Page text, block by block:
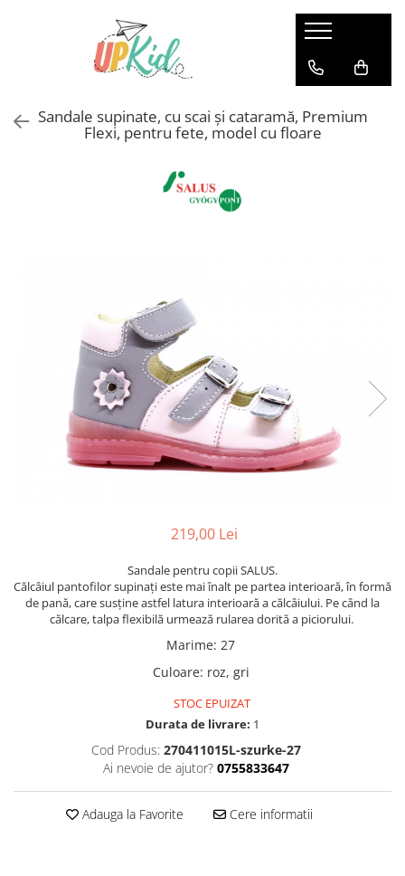
Pentru iarnă
GheteSandale supinate, cu scai și cataramă, Premium
Flexi, pentru fete, model cu floare
219,00 Lei
Sandale pentru copii SALUS.
Călcâiul pantofilor supinați este mai înalt pe partea interioară, în formă
de pană, care susține astfel latura interioară a călcâiului. Pe când la
călcare, talpa flexibilă urmează rularea dorită a piciorului.
Marime: 27
Culoare: roz, gri
STOC EPUIZAT
Durata de livrare: 1
Cod Produs: 270411015L-szurke-27
Ai nevoie de ajutor? 0755833647
Adauga la Favorite Cere informatii